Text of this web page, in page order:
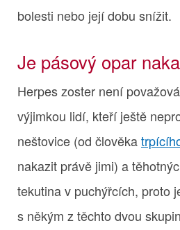
bolesti nebo její dobu snížit.
Je pásový opar
Herpes zoster není
výjimkou lidí, kteří ještě
neštovice (od člověka
nakazit právě jimi) a
tekutina v puchýřcích, proto
s někým z těchto dvou